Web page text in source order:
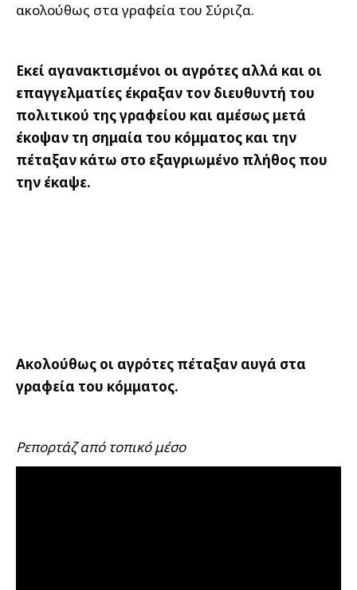
ακολούθως στα γραφεία του Σύριζα.
Εκεί αγανακτισμένοι οι αγρότες αλλά και οι
επαγγελματίες έκραξαν τον διευθυντή του
πολιτικού της γραφείου και αμέσως μετά
έκοψαν τη σημαία του κόμματος και την
πέταξαν κάτω στο εξαγριωμένο πλήθος που
την έκαψε.
Ακολούθως οι αγρότες πέταξαν αυγά στα
γραφεία του κόμματος.
Ρεπορτάζ από τοπικό μέσο